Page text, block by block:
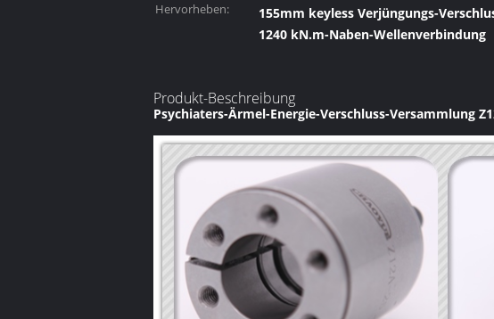
Hervorheben:
155mm keyless Verjüngungs-
1240 kN.m-Naben-Wellenverbindung
Produkt-Beschreibung
Psychiaters-Ärmel-Energie-Verschluss-Versammlung